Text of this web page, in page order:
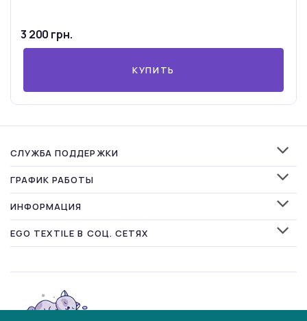
3 200 грн.
КУПИТЬ
СЛУЖБА ПОДДЕРЖКИ
ГРАФИК РАБОТЫ
ИНФОРМАЦИЯ
EGO TEXTILE В СОЦ. СЕТЯХ